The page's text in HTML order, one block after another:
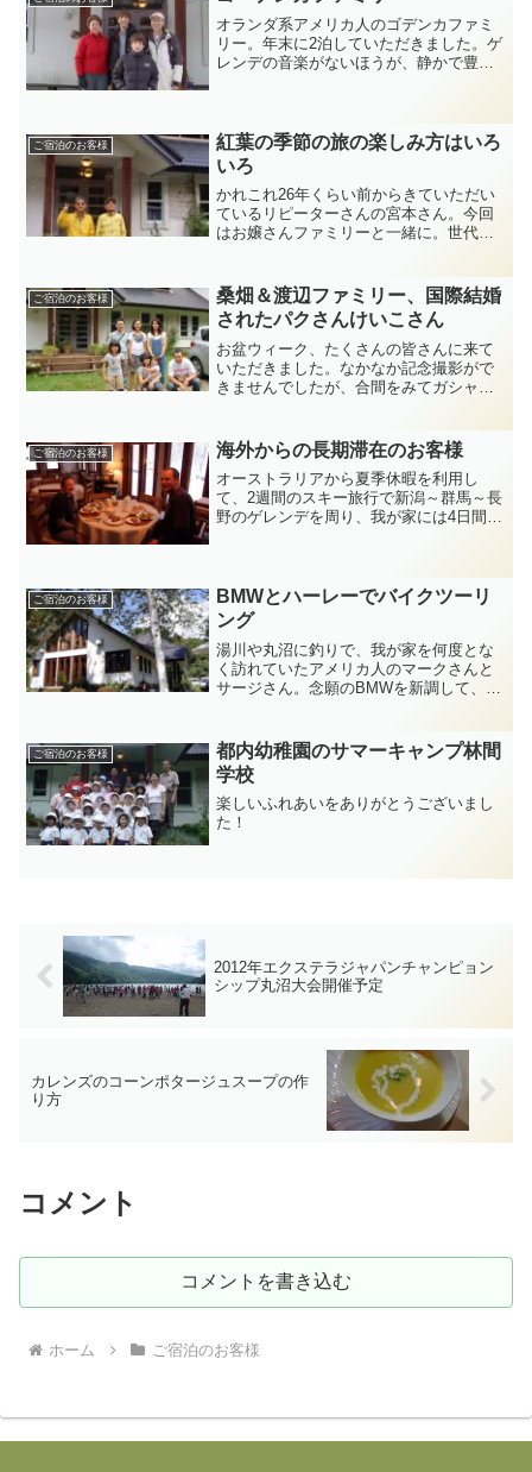
オランダ系アメリカ人のゴデンカファミ
リー。年末に2泊していただきました。ゲ
レンデの音楽がないほうが、静かで豊か
す。国内のウインタースポ...
ご宿泊のお客様
紅葉の季節の旅の楽しみ方はいろ
いろ
かれこれ26年くらい前からきていただい
ているリピーターさんの宮本さん。今回
はお嬢さんファミリーと一緒に。世代を
阪からお越しいただいたおじさまがた
は、あと2山登れば、深田...
ご宿泊のお客様
桑畑＆渡辺ファミリー、国際結婚
されたパクさんけいこさん
お盆ウィーク、たくさんの皆さんに来て
いただきました。なかなか記念撮影がで
きませんでしたが、合間をみてガシャ！
ご宿泊のお客様 海外からの長期滞在のお客様
オーストラリアから夏季休暇を利用し
て、2週間のスキー旅行で新潟～群馬～長
野のゲレンデを周り、我が家には4日間滞
賛。オーストラリアの方は、温泉や日本
食が大好き。もう一組は...
ご宿泊のお客様
BMWとハーレーでバイクツーリ
ング
湯川や丸沼に釣りで、我が家を何度とな
く訪れていたアメリカ人のマークさんと
サージさん。念願のBMWを新調して、カ
楽しんでいました。BMWはCDが6枚セッ
トでき、スピーカー...
ご宿泊のお客様
都内幼稚園のサマーキャンプ林間
学校
楽しいふれあいをありがとうございまし
た！
2012年エクステラジャパンチャンピョン
シップ丸沼大会開催予定
カレンズのコーンポタージュスープの作
り方
コメント
コメントを書き込む
ホーム ご宿泊のお客様